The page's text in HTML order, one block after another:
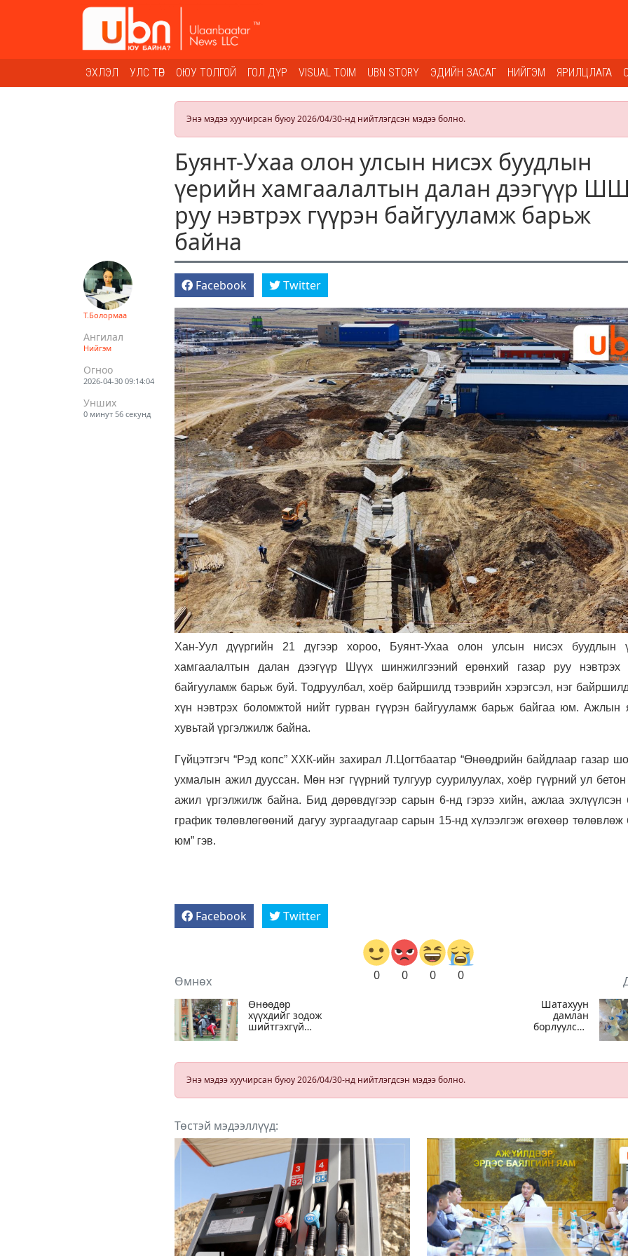
ЭХЛЭЛ УЛС ТӨР ОЮУ ТОЛГОЙ ГОЛ ДҮР VISUAL TOIM UBN STORY ЭДИЙН ЗАСАГ НИЙГЭМ ЯРИЛЦЛАГА
Энэ мэдээ хуучирсан буюу 2026/04/30-нд нийтлэгдсэн мэдээ болно.
Буянт-Ухаа олон улсын нисэх буудлын
үерийн хамгаалалтын далан дээгүүр
руу нэвтрэх гүүрэн байгууламж барьж
байна
Т.Болормаа
Ангилал
Нийгэм
Огноо
2026-04-30 09:14:04
Унших
0 минут 56 секунд
Facebook Twitter
Хан-Уул дүүргийн 21 дүгээр хороо, Буянт-Ухаа олон улсын нисэх буудлын
хамгаалалтын далан дээгүүр Шүүх шинжилгээний ерөнхий газар руу нэвтрэх
байгууламж барьж буй. Тодруулбал, хоёр байршилд тээврийн хэрэгсэл, нэг
хүн нэвтрэх боломжтой нийт гурван гүүрэн байгууламж барьж байгаа юм. Ажлын
хувьтай үргэлжилж байна.
Гүйцэтгэгч “Рэд копс” ХХК-ийн захирал Л.Цогтбаатар “Өнөөдрийн байдлаар газар
ухмалын ажил дууссан. Мөн нэг гүүрний тулгуур суурилуулах, хоёр гүүрний ул бетон
ажил үргэлжилж байна. Бид дөрөвдүгээр сарын 6-нд гэрээ хийн, ажлаа эхлүүлсэн
график төлөвлөгөөний дагуу зургаадугаар сарын 15-нд хүлээлгэж өгөхөөр төлөвлөж
юм” гэв.
Facebook Twitter
0 0 0 0
Өмнөх
Өнөөдөр
хүүхдийг зодож
шийтгэхгүй
тохиож байна
Шатахуун
дамлан
борлуулсан
шалгаж байна
Энэ мэдээ хуучирсан буюу 2026/04/30-нд нийтлэгдсэн мэдээ болно.
Төстэй мэдээллүүд: